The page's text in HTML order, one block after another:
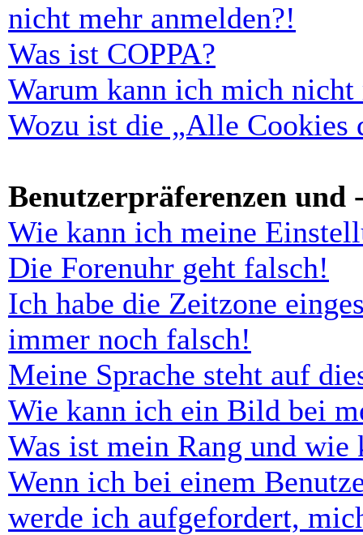
nicht mehr anmelden?!
Was ist COPPA?
Warum kann ich mich nicht
Wozu ist die „Alle Cookies
Benutzerpräferenzen und
Wie kann ich meine
Die Forenuhr geht falsch!
Ich habe die Zeitzone
immer noch falsch!
Meine Sprache steht auf
Wie kann ich ein Bild bei
Was ist mein Rang und wie
Wenn ich bei einem
werde ich aufgefordert,